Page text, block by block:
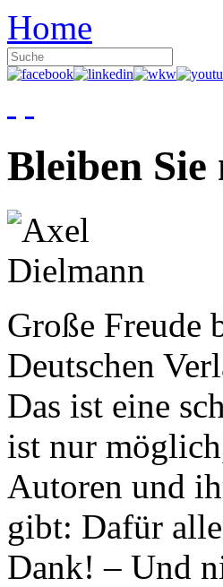
Home
Bleiben
Große Freude
Deutschen
Das ist eine
ist nur
Autoren und
gibt: Dafür
Dank! – Und